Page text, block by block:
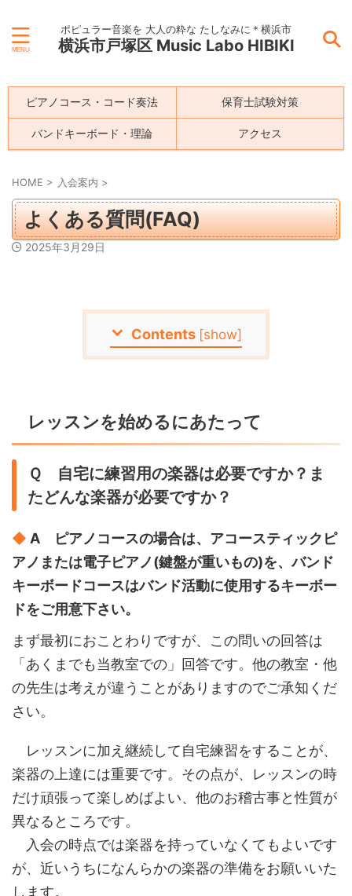
ポピュラー音楽を 大人の粋な たしなみに＊横浜市
横浜市戸塚区 Music Labo HIBIKI
ピアノコース・コード奏法 保育士試験対策
バンドキーボード・理論 アクセス
HOME > 入会案内 >
よくある質問(FAQ)
2025年3月29日
Contents [show]
レッスンを始めるにあたって
Ｑ 自宅に練習用の楽器は必要ですか？ま
たどんな楽器が必要ですか？
◆ A ピアノコースの場合は、アコースティックピ
アノまたは電子ピアノ(鍵盤が重いもの)を、バンド
キーボードコースはバンド活動に使用するキーボー
ドをご用意下さい。
まず最初におことわりですが、この問いの回答は
「あくまでも当教室での」回答です。他の教室・他
の先生は考えが違うことがありますのでご承知くだ
さい。
レッスンに加え継続して自宅練習をすることが、
楽器の上達には重要です。その点が、レッスンの時
だけ頑張って楽しめばよい、他のお稽古事と性質が
異なるところです。
入会の時点では楽器を持っていなくてもよいです
が、近いうちになんらかの楽器の準備をお願いいた
します。